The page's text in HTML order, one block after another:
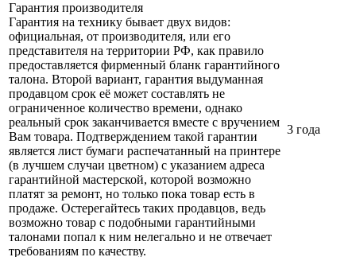
Гарантия производителя
Гарантия на технику бывает двух видов:
официальная, от производителя, или его
представителя на территории РФ, как правило
предоставляется фирменный бланк гарантийного
талона. Второй вариант, гарантия выдуманная
продавцом срок её может составлять не
ограниченное количество времени, однако
реальный срок заканчивается вместе с вручением
Вам товара. Подтверждением такой гарантии
является лист бумаги распечатанный на принтере
(в лучшем случаи цветном) с указанием адреса
гарантийной мастерской, которой возможно
платят за ремонт, но только пока товар есть в
продаже. Остерегайтесь таких продавцов, ведь
возможно товар с подобными гарантийными
талонами попал к ним нелегально и не отвечает
требованиям по качеству.
3 года